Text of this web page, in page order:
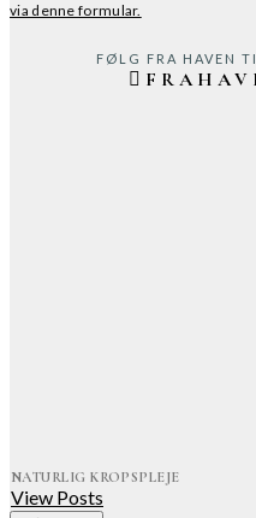
NATURLIG KROPSPLEJE
View Posts
via denne formular.
FØLG FRA HAVEN